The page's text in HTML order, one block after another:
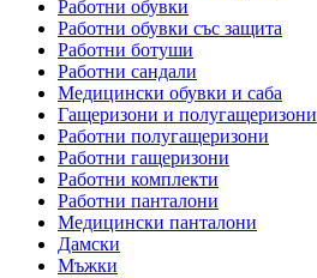
Работни обувки
Работни обувки със защита
Работни ботуши
Работни сандали
Медицински обувки и саба
Гащеризони и полугащеризони
Работни полугащеризони
Работни гащеризони
Работни комплекти
Работни панталони
Медицински панталони
Дамски
Мъжки